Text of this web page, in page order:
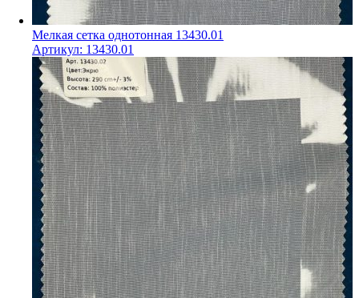
Мелкая сетка однотонная 13430.01
Артикул: 13430.01